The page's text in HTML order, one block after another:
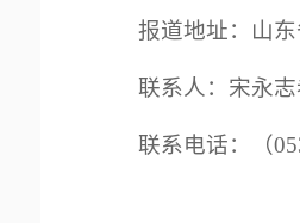
报道地址：山东
联系人：宋永志
联系电话：（